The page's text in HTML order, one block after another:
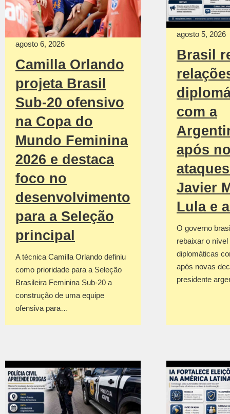
agosto 6, 2026
Camilla Orlando
projeta Brasil
Sub-20 ofensivo
na Copa do
Mundo Feminina
2026 e destaca
foco no
desenvolvimento
para a Seleção
principal
A técnica Camilla Orlando definiu
como prioridade para a Seleção
Brasileira Feminina Sub-20 a
construção de uma equipe
ofensiva para…
agosto 5, 2026
Brasil
com a
após
Javier
Lula e
O governo
rebaixar o
diplomáticas
após novas
presidente